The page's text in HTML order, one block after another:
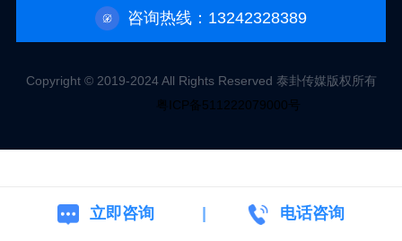
咨询热线：13242328389
Copyright © 2019-2024 All Rights Reserved 泰卦传媒版权所有
粤ICP备511222079000号
立即咨询 电话咨询